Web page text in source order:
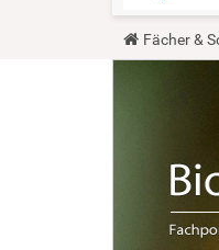
Y
o
Fächer &